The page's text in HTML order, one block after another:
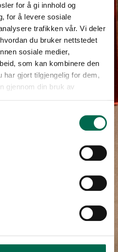
for å gi innhold og
for å levere sosiale
trafikken vår. Vi deler
du bruker nettstedet
sosiale medier,
som kan kombinere den
har gjort tilgjengelig for dem,
gjennom din bruk av